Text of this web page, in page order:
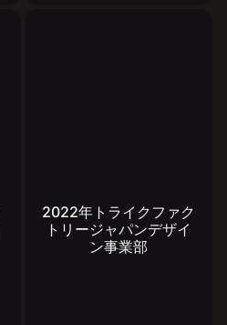
2022年トライクファク
トリージャパンデザイ
ン事業部